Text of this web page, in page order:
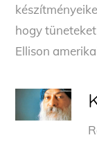
hogy
Ellison